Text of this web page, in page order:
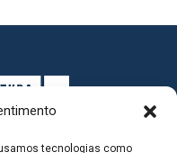
tecnologias como